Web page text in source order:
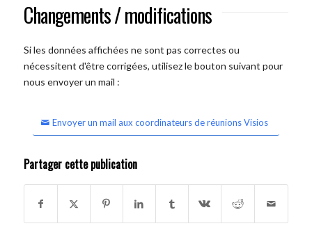
Changements / modifications
Si les données affichées ne sont pas correctes ou
nécessitent d'être corrigées, utilisez le bouton suivant pour
nous envoyer un mail :
Envoyer un mail aux coordinateurs de réunions Visios
Partager cette publication